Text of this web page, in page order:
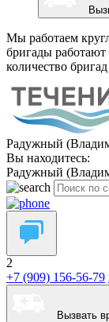
Мы работаем
бригады
количество
Радужный
Вы находитесь:
Радужный
2
+7 (909) 156-56-79
Вызвать